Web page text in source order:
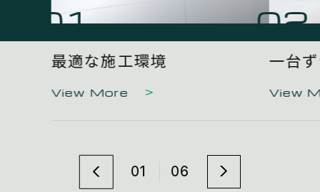
01 06
01
最適な施工環境
View More
02
一台
View